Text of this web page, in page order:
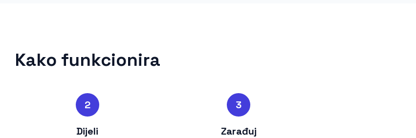
Kako funkcionira
2
Dijeli
3
Zarađuj